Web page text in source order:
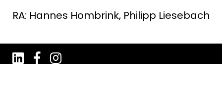
RA: Hannes Hombrink, Philipp Liesebach